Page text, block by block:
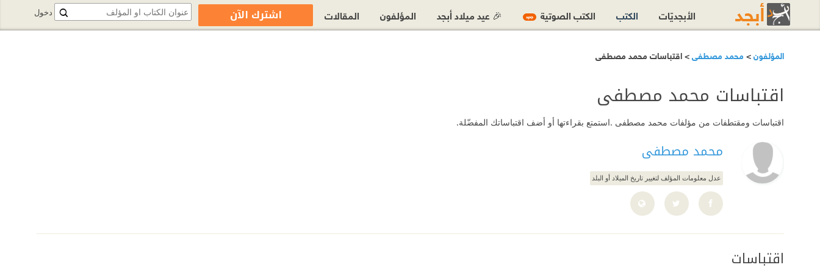
المؤلفون> محمد مصطفى> اقتباسات محمد مصطفى
اقتباسات محمد مصطفى
اقتباسات ومقتطفات من مؤلفات محمد مصطفى .استمتع بقراءتها أو أضف اقتباساتك المفضّلة.
محمد مصطفى
عدل معلومات المؤلف لتغيير تاريخ الميلاد أو البلد
اقتباسات
دخول الأبجديّات الكتب الكتب الصوتية جديد 🎉 عيد ميلاد أبجد المؤلفون المقالات اشترك الآن